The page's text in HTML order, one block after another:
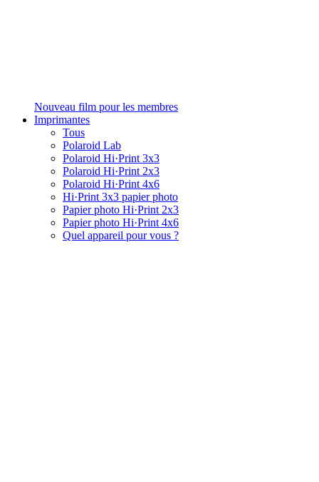
Nouveau film pour les membres
Imprimantes
Tous
Polaroid Lab
Polaroid Hi·Print 3x3
Polaroid Hi·Print 2x3
Polaroid Hi·Print 4x6
Hi·Print 3x3 papier photo
Papier photo Hi·Print 2x3
Papier photo Hi·Print 4x6
Quel appareil pour vous ?